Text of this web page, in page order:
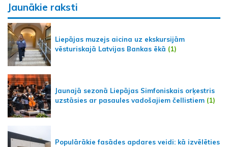
Jaunākie raksti
Liepājas muzejs aicina uz ekskursijām
vēsturiskajā Latvijas Bankas ēkā (1)
Jaunajā sezonā Liepājas Simfoniskais orķestris
uzstāsies ar pasaules vadošajiem čellistiem (1)
Populārākie fasādes apdares veidi: kā izvēlēties